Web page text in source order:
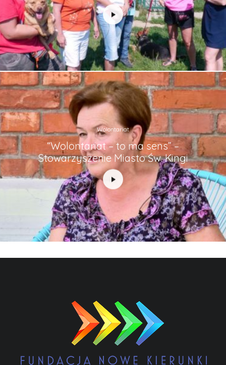
Wolontariat
“Wolontariat – to ma sens” –
Stowarzyszenie Miasto Św. Kingi